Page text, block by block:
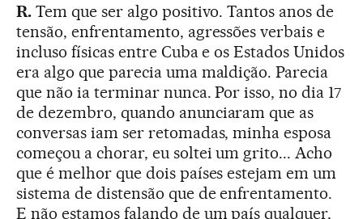
R.Tem que ser algo positivo. Tantos anos de
tensão, enfrentamento, agressões verbais e
incluso físicas entre Cuba e os Estados Unidos
era algo que parecia uma maldição. Parecia
que não ia terminar nunca. Por isso, no dia 17
de dezembro, quando anunciaram que as
conversas iam ser retomadas, minha esposa
começou a chorar, eu soltei um grito... Acho
que é melhor que dois países estejam em um
sistema de distensão que de enfrentamento.
E não estamos falando de um país qualquer,